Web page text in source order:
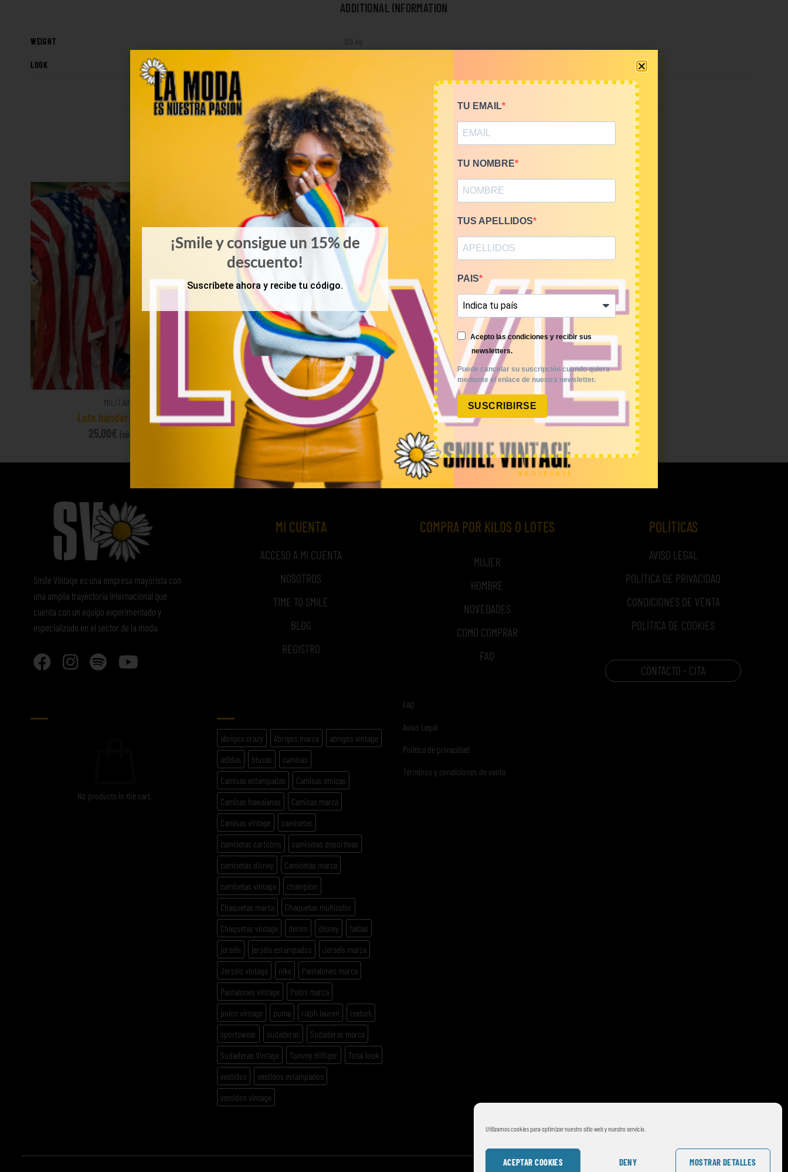
Utilizamos cookies para optimizar nuestro sitio web y nuestro servicio.
ACEPTAR COOKIES DENY MOSTRAR DETALLES
ADDITIONAL INFORMATION
WEIGHT 12,5 kg
LOOK
RELATED PRODUCTS
MILITAR
Lote banderas USA
25,00€ (sin IVA)
PRIMAVERA-VERANO
Mix de ropa militar 9,5€/Kg
47,50€–190,00€ (sin IVA)
Smile Vintage es una empresa mayorista con
una amplia trayectoria internacional que
cuenta con un equipo experimentado y
especializado en el sector de la moda.
MI CUENTA
ACCESO A MI CUENTA
NOSOTROS
TIME TO SMILE
BLOG
REGISTRO
COMPRA POR KILOS O LOTES
MUJER
HOMBRE
NOVEDADES
COMO COMPRAR
FAQ
POLÍTICAS
AVISO LEGAL
POLÍTICA DE PRIVACIDAD
CONDICIONES DE VENTA
POLÍTICA DE COOKIES
CONTACTO - CITA
No products in the cart.
abrigos crazy Abrigos marca
abrigos vintage
adidas
blusas
camisas
Camisas estampadas
Camisas etnicas
Camisas hawaianas
Camisas marca
Camisas vintage
camisetas
camisetas cartoons
camisetas deportivas
camisetas disney
Camisetas marca
camisetas vintage
champion
Chaquetas marca
Chaquetas multicolor
Chaquetas vintage
denim disney
faldas
jerséis
jerséis estampados
Jerséis marca
Jerséis vintage
nike
Pantalones marca
Pantalones vintage
Polos marca
polos vintage
puma ralph lauren
reebok
sportswear
sudaderas
Sudaderas marca
Sudaderas Vintage
Tommy Hilfiger
Total look
vestidos
vestidos estampados
vestidos vintage
FAQ
Aviso Legal
Politica de privacidad
Términos y condiciones de venta
¡Smile y consigue un 15% de
descuento!
Suscríbete ahora y recibe tu código.
TU EMAIL
TU NOMBRE
TUS APELLIDOS
PAIS
Acepto las condiciones y recibir sus
newsletters.
Puede cancelar su suscripción cuando quiera
mediante el enlace de nuestra newsletter.
SUSCRIBIRSE